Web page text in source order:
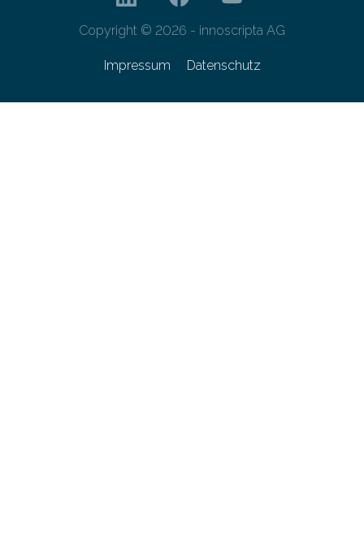
Copyright © 2026 - innoscripta AG
Impressum Datenschutz